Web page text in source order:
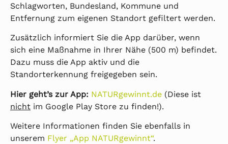
Schlagworten, Bundesland, Kommune und
Entfernung zum eigenen Standort gefiltert werden.
Zusätzlich informiert Sie die App darüber, wenn
sich eine Maßnahme in Ihrer Nähe (500 m) befindet.
Dazu muss die App aktiv und die
Standorterkennung freigegeben sein.
Hier geht’s zur App: NATURgewinnt.de (Diese ist
nicht im Google Play Store zu finden!).
Weitere Informationen finden Sie ebenfalls in
unserem Flyer „App NATURgewinnt“.